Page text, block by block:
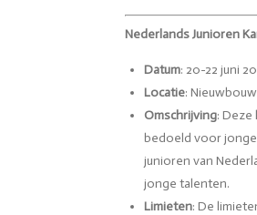
Nederlands Junioren
Datum: 20-22 juni
Locatie:
Omschrijving:
bedoeld voor
junioren van
jonge talenten.
Limieten: De